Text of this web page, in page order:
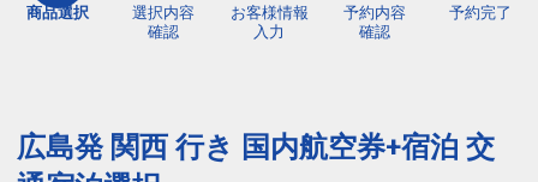
商品選択
選択内容
確認
お客様情報
入力
予約内容
確認
予約完了
広島発 関西 行き 国内航空券+宿泊 交